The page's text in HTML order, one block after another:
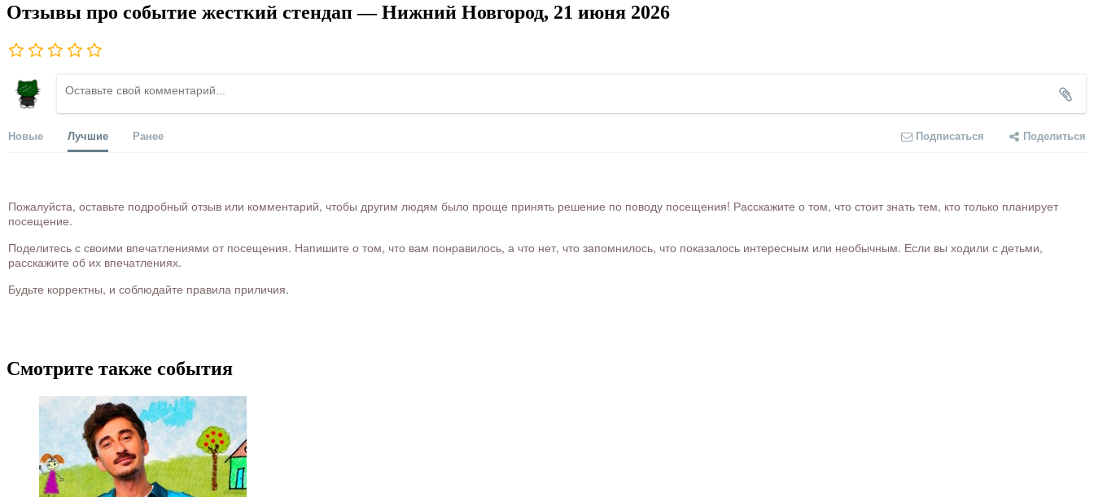
Отзывы про событие жесткий стендап — Нижний Новгород, 21 июня 2026
Новые Лучшие Ранее Подписаться Поделиться
Пожалуйста, оставьте подробный отзыв или комментарий, чтобы другим людям было проще принять решение по поводу посещения! Расскажите о том, что стоит знать тем, кто только планирует
посещение.
Поделитесь с своими впечатлениями от посещения. Напишите о том, что вам понравилось, а что нет, что запомнилось, что показалось интересным или необычным. Если вы ходили с детьми,
расскажите об их впечатлениях.
Будьте корректны, и соблюдайте правила приличия.
Смотрите также события